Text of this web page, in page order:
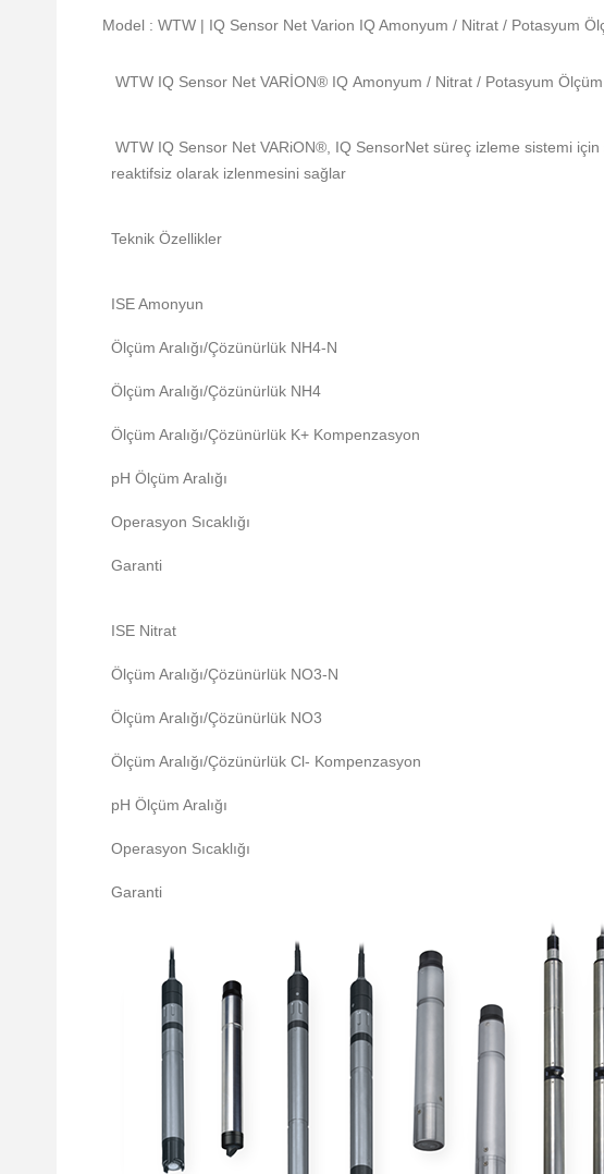
Model : WTW | IQ Sensor Net Varion IQ Amonyum / Nitrat / Potasyum
WTW IQ Sensor Net VARİON® IQ Amonyum / Nitrat / Potasyum
WTW IQ Sensor Net VARiON®, IQ SensorNet süreç izleme sistemi
reaktifsiz olarak izlenmesini sağlar
Teknik Özellikler
ISE Amonyun
Ölçüm Aralığı/Çözünürlük NH4-N
Ölçüm Aralığı/Çözünürlük NH4
Ölçüm Aralığı/Çözünürlük K+ Kompenzasyon
pH Ölçüm Aralığı
Operasyon Sıcaklığı
Garanti
ISE Nitrat
Ölçüm Aralığı/Çözünürlük NO3-N
Ölçüm Aralığı/Çözünürlük NO3
Ölçüm Aralığı/Çözünürlük Cl- Kompenzasyon
pH Ölçüm Aralığı
Operasyon Sıcaklığı
Garanti